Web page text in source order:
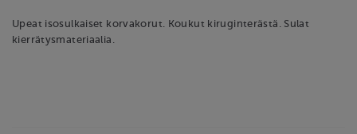
Upeat isosulkaiset korvakorut. Koukut kiruginterästä. Sulat
kierrätysmateriaalia.